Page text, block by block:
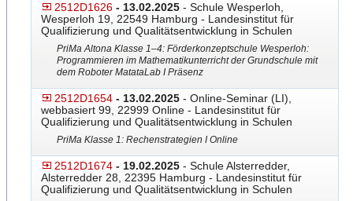
2512D1626 - 13.02.2025 - Schule Wesperloh,
Wesperloh 19, 22549 Hamburg - Landesinstitut für
Qualifizierung und Qualitätsentwicklung in Schulen
PriMa Altona Klasse 1–4: Förderkonzeptschule Wesperloh:
Programmieren im Mathematikunterricht der Grundschule mit
dem Roboter MatataLab I Präsenz
2512D1654 - 13.02.2025 - Online-Seminar (LI),
webbasiert 99, 22999 Online - Landesinstitut für
Qualifizierung und Qualitätsentwicklung in Schulen
PriMa Klasse 1: Rechenstrategien I Online
2512D1674 - 19.02.2025 - Schule Alsterredder,
Alsterredder 28, 22395 Hamburg - Landesinstitut für
Qualifizierung und Qualitätsentwicklung in Schulen